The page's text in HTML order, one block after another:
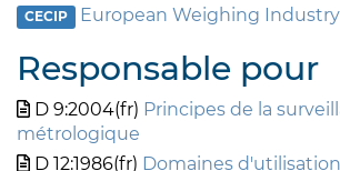
CECIP European Weighing
Responsable pour
D 9:2004(fr) Principes de la
métrologique
D 12:1986(fr) Domaines